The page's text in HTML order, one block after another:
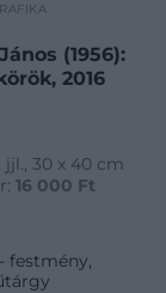
(1956):
2016
jjl., 30 x 40 cm
16 000 Ft
festmény,